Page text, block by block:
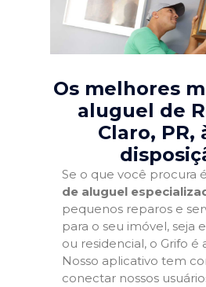
Os melhores
aluguel de
Claro, PR,
Se o que você procura
de aluguel
pequenos reparos e
para o seu imóvel, seja
ou residencial, o Grifo é
Nosso aplicativo tem
conectar nossos